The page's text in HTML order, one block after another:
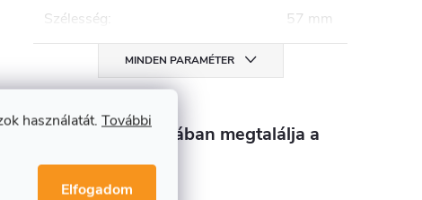
használatát. További
Elfogadom
Szélesség: 57 mm
MINDEN PARAMÉTER
Ebben a kategóriában megtalálja a